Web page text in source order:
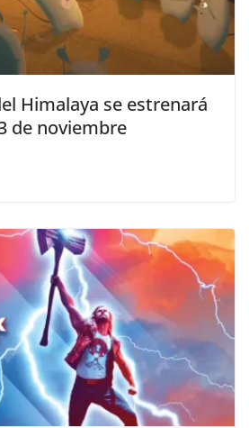
Himalaya se estrenará
de noviembre